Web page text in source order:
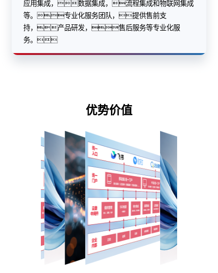
应用集成，数据集成，流程集成和物联网集成
等。专业化服务团队，提供售前支
持，产品研发，售后服务等专业化服
务。
优势价值